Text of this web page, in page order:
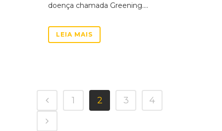
doença chamada Greening....
LEIA MAIS
1 2 3 4